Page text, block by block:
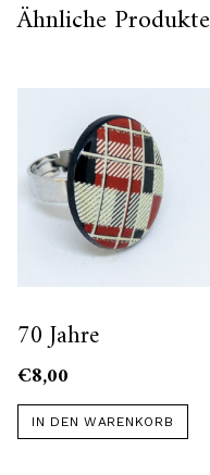
Ähnliche Produkte
70 Jahre
€8,00
IN DEN WARENKORB